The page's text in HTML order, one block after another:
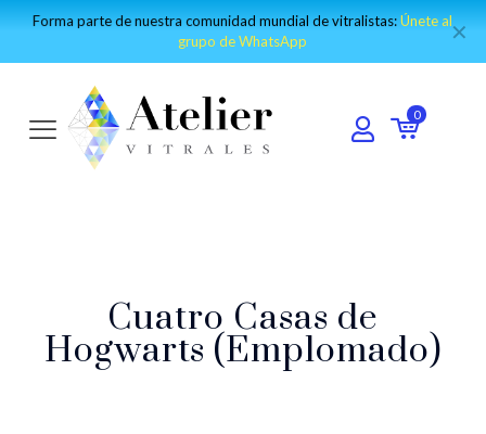
Forma parte de nuestra comunidad mundial de vitralistas:Únete al
grupo de WhatsApp
✕
0
Cuatro Casas de
Hogwarts (Emplomado)